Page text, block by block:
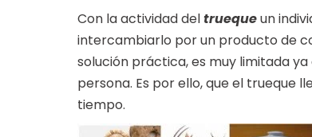
Con la actividad deltruequeun
intercambiarlo por un producto de
solución práctica, es muy limitada
persona. Es por ello, que el trueque
tiempo.